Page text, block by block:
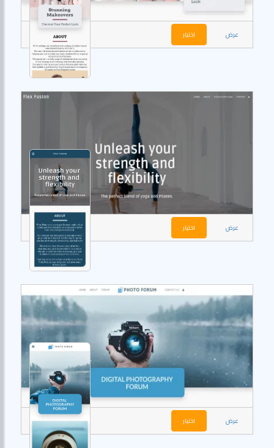
عرض اختيار
عرض اختيار
عرض اختيار